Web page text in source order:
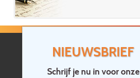
NIEUWSBRIEF
Schrijf je nu in voor onze